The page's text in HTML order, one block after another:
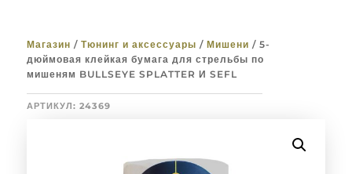
Магазин / Тюнинг и аксессуары / Мишени / 5-
дюймовая клейкая бумага для стрельбы по
мишеням BULLSEYE SPLATTER И SEFL
АРТИКУЛ: 24369